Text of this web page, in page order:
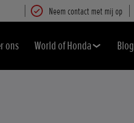
Neem contact met mij op
ons World of Honda Blog